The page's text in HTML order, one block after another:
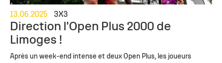
13.06.2025 3X3
Direction l'Open Plus 2000 de
Limoges !
Après un week-end intense et deux Open Plus, les joueurs